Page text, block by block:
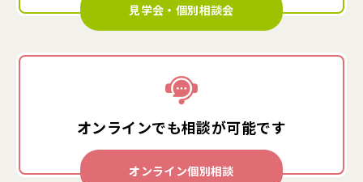
見学会・個別相談会
オンラインでも相談が可能です
オンライン個別相談